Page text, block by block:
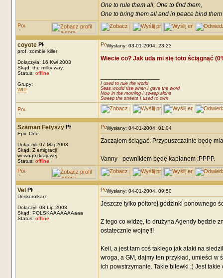
One to rule them all, One to find them,
One to bring them all and in peace bind them
coyote
prof. zombie killer
Dołączyła: 16 Kwi 2003
Skąd: the milky way
Status: offline
Grupy:
WIP
Wysłany: 03-01-2004, 23:23
Wiecie co? Jak uda mi się toto ściągnąć
I used to rule the world
Seas would rise when I gave the word
Now in the morning I sweep alone
Sweep the streets I used to own
Szaman Fetyszy
Epic One
Dołączył: 07 Maj 2003
Skąd: Z emigracji
wewnątrzkrajowej
Status: offline
Wysłany: 04-01-2004, 01:04
Zacząłem ściągać. Przypuszczalnie będę
Vanny - pewnikiem będę kapłanem :PPPP.
Vel
Deskorolkarz
Dołączył: 08 Lip 2003
Skąd: POLSKAAAAAAAaaa
Status: offline
Wysłany: 04-01-2004, 09:50
Jeszcze tylko półtorej godzinki ponownego
Z tego co widzę, to drużyna Agendy będzie
ostatecznie wojnę!!!
Keii, a jest tam coś takiego jak ataki na
wroga, a GM, dajmy ten przykład, umieści
ich powstrzymanie. Takie bitewki ;) Jest takie